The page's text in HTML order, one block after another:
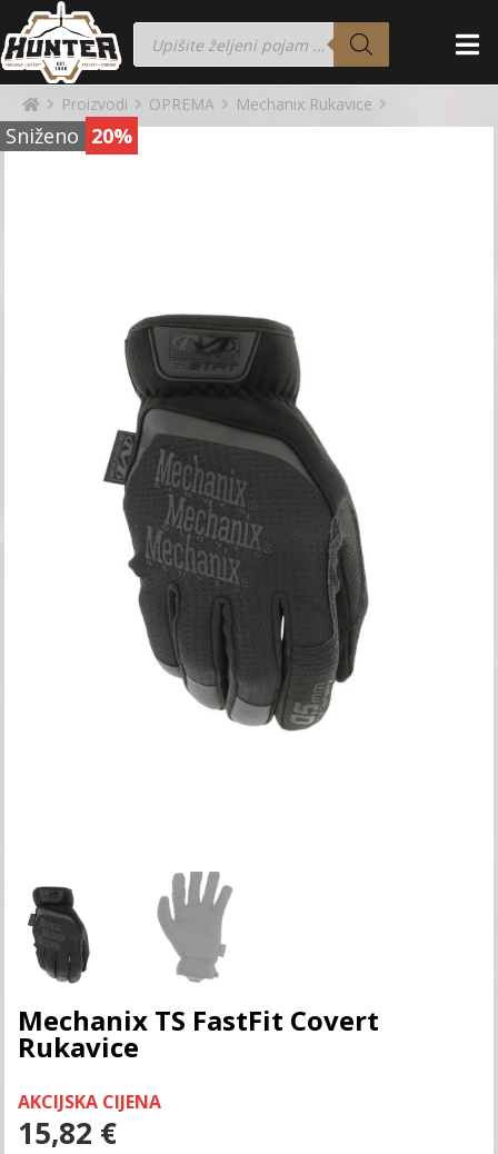
Proizvodi OPREMA Mechanix Rukavice
Sniženo 20%
Mechanix TS FastFit Covert
Rukavice
AKCIJSKA CIJENA
15,82 €